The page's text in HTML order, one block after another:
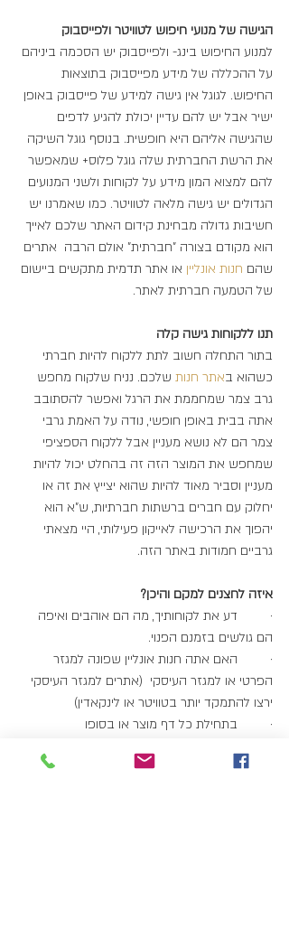
הגישה של מנועי חיפוש לטוויטר ולפייסבוק
למנוע החיפוש בינג- ולפייסבוק יש הסכמה ביניהם
על ההכללה של מידע מפייסבוק בתוצאות
החיפוש. לגוגל אין גישה למידע של פייסבוק באופן
ישיר אבל יש להם עדיין יכולת להגיע לדפים
שהגישה אליהם היא חופשית. בנוסף גוגל השיקה
את הרשת החברתית שלה גוגל פלוס+ שמאפשר
להם למצוא המון מידע על לקוחות ולשני המנועים
הגדולים יש גישה מלאה לטוויטר. כמו שאמרנו יש
חשיבות גדולה מבחינת קידום האתר שלכם לאייך
הוא מקודם בצורה "חברתית" אולם הרבה  אתרים
שהם חנות אונליין או אתר תדמית מתקשים ביישום
של הטמעה חברתית לאתר.
תנו ללקוחות גישה קלה
בתור התחלה חשוב לתת ללקוח להיות חברתי
כשהוא באתר חנות שלכם. נניח שלקוח מחפש
גרב צמר שמחממת את הרגל ואפשר להסתובב
אתה בבית באופן חופשי, נודה על האמת גרבי
צמר הם לא נושא מעניין אבל ללקוח הספציפי
שמחפש את המוצר הזה זה בהחלט יכול להיות
מעניין וסביר מאוד להיות שהוא יצייץ את זה או
יחלוק עם חברים ברשתות חברתיות, ש"א הוא
יהפוך את הרכישה לאייקון פעילותי, היי מצאתי
גרביים חמודות באתר הזה.
איזה לחצנים למקם והיכן?
·         דע את לקוחותיך, מה הם אוהבים ואיפה
הם גולשים בזמנם הפנוי.
·         האם אתה חנות אונליין שפונה למגזר
הפרטי או למגזר העיסקי  (אתרים למגזר העיסקי
ירצו להתמקד יותר בטוויטר או לינקאדין)
·         בתחילת כל דף מוצר או בסופו
·         בתוך בלוגים או מאמרים